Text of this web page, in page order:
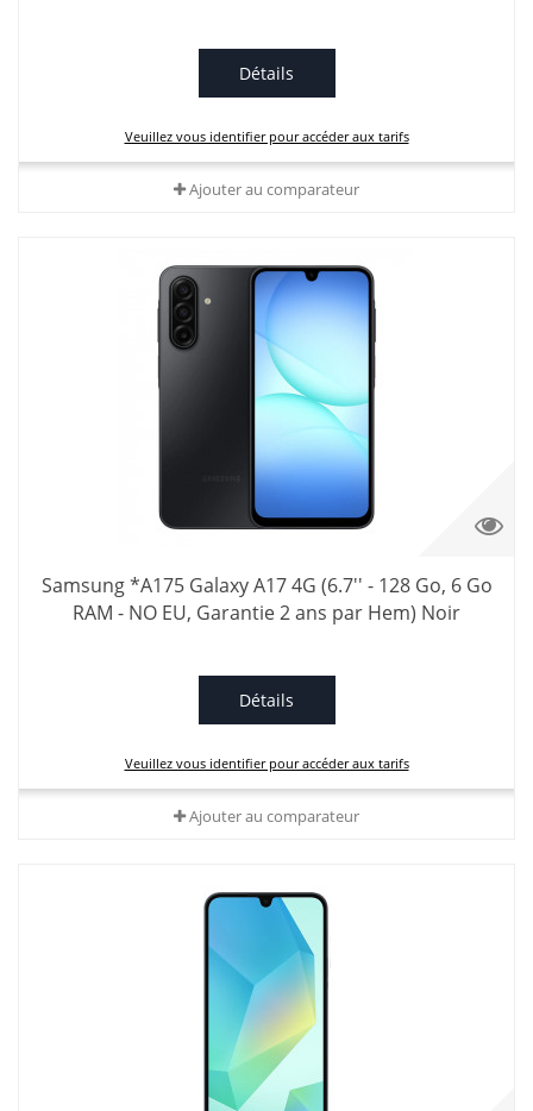
Détails
Veuillez vous identifier pour accéder aux tarifs
Ajouter au comparateur
Samsung *A175 Galaxy A17 4G (6.7'' - 128 Go, 6 Go
RAM - NO EU, Garantie 2 ans par Hem) Noir
Détails
Veuillez vous identifier pour accéder aux tarifs
Ajouter au comparateur